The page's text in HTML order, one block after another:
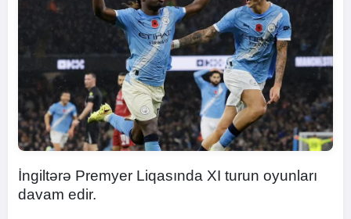
İngiltərə Premyer Liqasında XI turun oyunları
davam edir.